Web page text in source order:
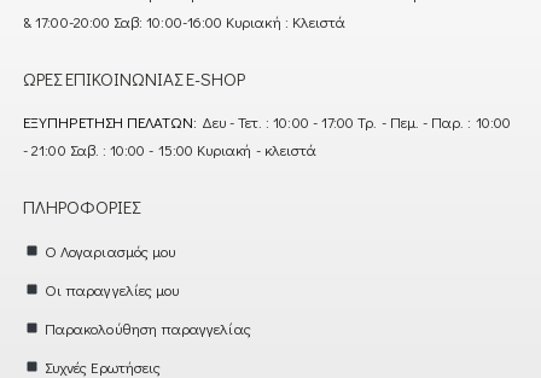
& 17:00-20:00 Σαβ: 10:00-16:00 Κυριακή : Κλειστά
ΏΡΕΣ ΕΠΙΚΟΙΝΩΝΊΑΣ E-SHOP
ΕΞΥΠΗΡΈΤΗΣΗ ΠΕΛΑΤΏΝ: Δευ - Τετ. : 10:00 - 17:00 Τρ. - Πεμ. - Παρ. : 10:00
- 21:00 Σαβ. : 10:00 - 15:00 Κυριακή - κλειστά
ΠΛΗΡΟΦΟΡΊΕΣ
Ο Λογαριασμός μου
Οι παραγγελίες μου
Παρακολούθηση παραγγελίας
Συχνές Ερωτήσεις